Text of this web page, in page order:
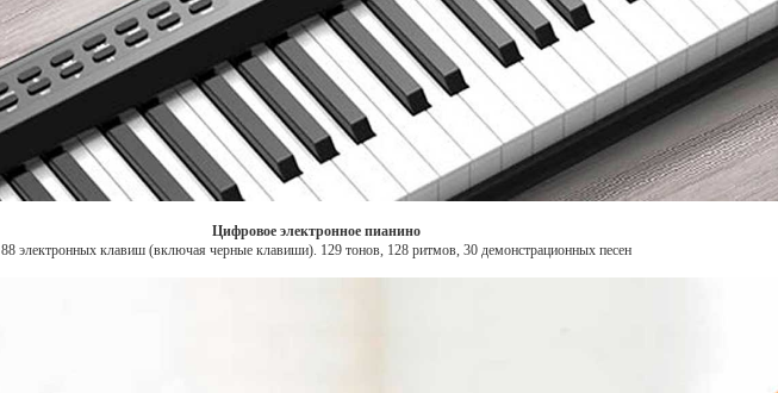
Цифровое электронное пианино
88 электронных клавиш (включая черные клавиши). 129 тонов, 128 ритмов, 30 демонстрационных песен